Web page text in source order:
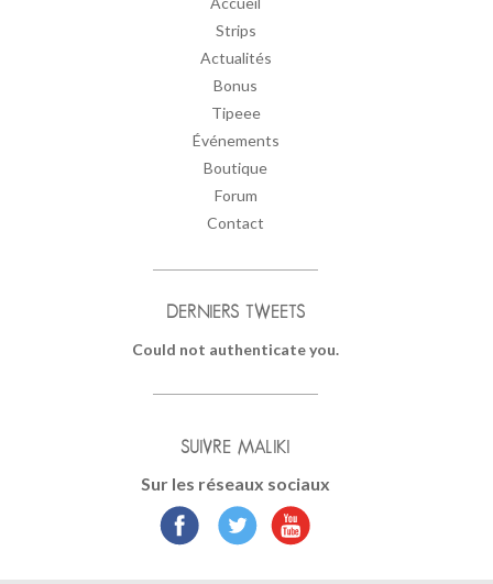
Strips
Actualités
Bonus
Tipeee
Événements
Boutique
Forum
Contact
DERNIERS TWEETS
Could not authenticate you.
SUIVRE MALIKI
Sur les réseaux sociaux